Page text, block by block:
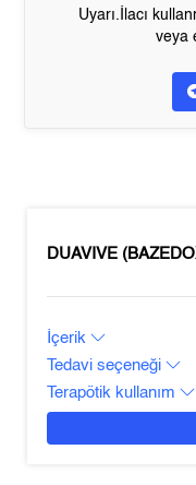
Uyarı.İlacı
veya
DUAVIVE
İçerik
Tedavi seçeneği
Terapötik kullanım